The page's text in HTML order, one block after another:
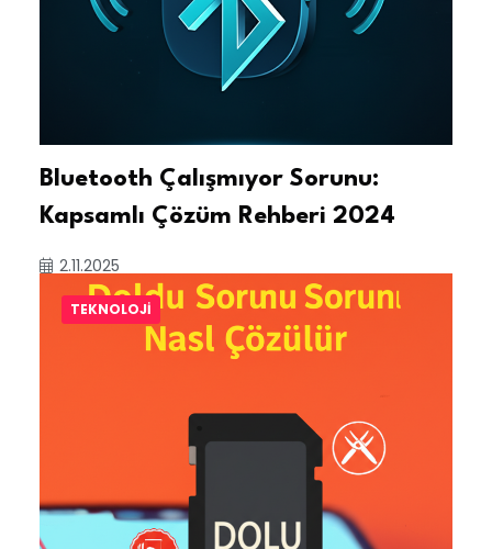
Bluetooth Çalışmıyor Sorunu:
Kapsamlı Çözüm Rehberi 2024
2.11.2025
TEKNOLOJI